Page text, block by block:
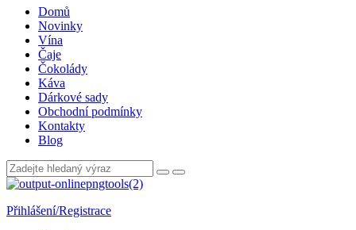
Domů
Novinky
Vína
Čaje
Čokolády
Káva
Dárkové sady
Obchodní podmínky
Kontakty
Blog
Přihlášení/Registrace